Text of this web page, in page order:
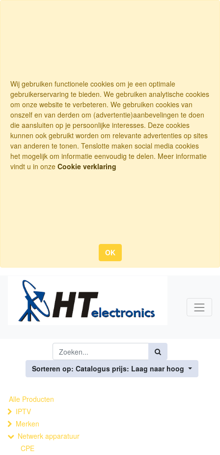
Wij gebruiken functionele cookies om je een optimale
gebruikerservaring te bieden. We gebruiken analytische cookies
om onze website te verbeteren. We gebruiken cookies van
onszelf en van derden om (advertentie)aanbevelingen te doen
die aansluiten op je persoonlijke interesses. Deze cookies
kunnen ook gebruikt worden om relevante advertenties op sites
van anderen te tonen. Tenslotte maken social media cookies
het mogelijk om informatie eenvoudig te delen. Meer informatie
vindt u in onze Cookie verklaring
OK
Sorteren op: Catalogus prijs: Laag naar hoog
Alle Producten
IPTV
Merken
Netwerk apparatuur
CPE